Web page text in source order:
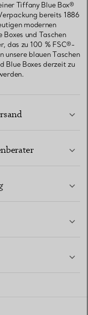
Tiffany Blue Box®
bereits 1886
modernen
und Taschen
das zu 100 % FSC®-
unsere blauen Taschen
Blue Boxes derzeit zu